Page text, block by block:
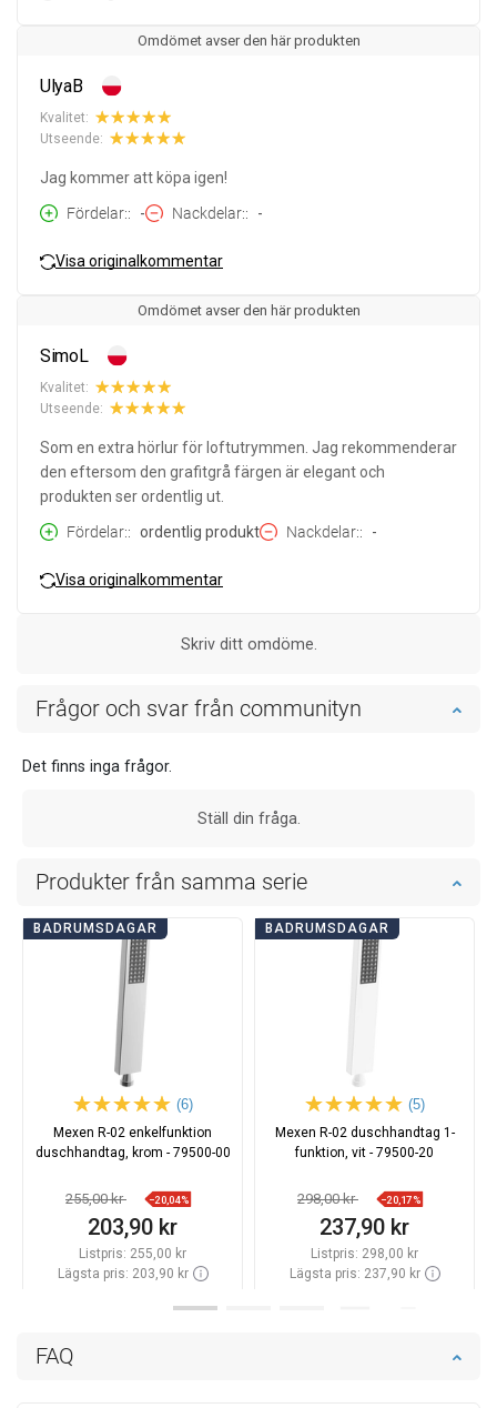
FAQ
Omdömet avser den här produkten
UlyaB
Kvalitet:
Utseende:
Jag kommer att köpa igen!
Fördelar:
- Nackdelar: -
Visa originalkommentar
Omdömet avser den här produkten
SimoL
Kvalitet:
Utseende:
Som en extra hörlur för loftutrymmen. Jag rekommenderar
den eftersom den grafitgrå färgen är elegant och
produkten ser ordentlig ut.
Fördelar:
ordentlig produkt Nackdelar: -
Visa originalkommentar
Skriv ditt omdöme.
Frågor och svar från communityn
Det finns inga frågor.
Ställ din fråga.
Produkter från samma serie
BADRUMSDAGAR
(6)
Mexen R-02 enkelfunktion
duschhandtag, krom - 79500-00
255,00 kr −20,04%
203,90 kr
Listpris: 255,00 kr
Lägsta pris: 203,90 kr
BADRUMSDAGAR
(5)
Mexen R-02 duschhandtag 1-
funktion, vit - 79500-20
298,00 kr −20,17%
237,90 kr
Listpris: 298,00 kr
Lägsta pris: 237,90 kr